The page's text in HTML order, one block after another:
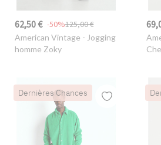
62,50 € 125,00 €
-50%
American Vintage - Jogging
homme Zoky
Dernières Chances